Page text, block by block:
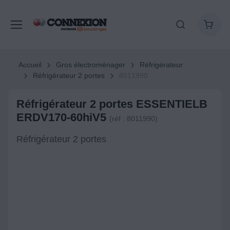
Accueil Gros électroménager
Réfrigérateur
Réfrigérateur 2 portes
Réfrigérateur 2 portes ESSENTIELB
ERDV170-60hiV5 (réf : 8011990)
Réfrigérateur 2 portes